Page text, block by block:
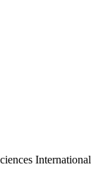
International